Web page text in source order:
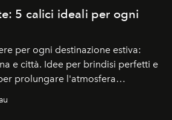
5 calici ideali per ogni
per ogni destinazione estiva:
e città. Idee per brindisi perfetti e
prolungare l'atmosfera